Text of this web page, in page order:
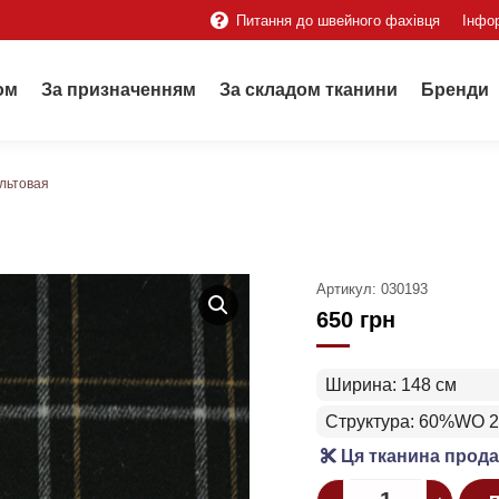
Питання до швейного фахівця
За призначенням За складом тканини Бренди
Артикул: 030193
650 грн
Ширина: 148 см
Структура: 60%WO
Ця тканина
Quantity